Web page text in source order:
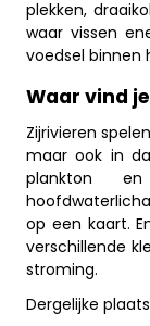
plekken,
waar vissen
voedsel binnen
Waar vind
Zijrivieren
maar ook in
plankton
op een kaart.
verschillende
stroming.
Dergelijke